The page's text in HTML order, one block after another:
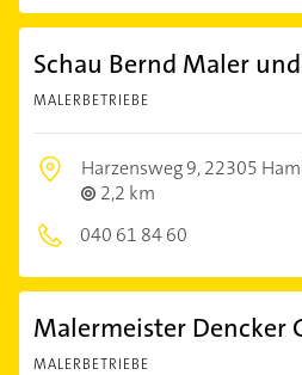
Schau Bernd Maler
MALERBETRIEBE
Harzensweg 9,22305
2,2 km
040 61 84 60
Malermeister Dencker
MALERBETRIEBE